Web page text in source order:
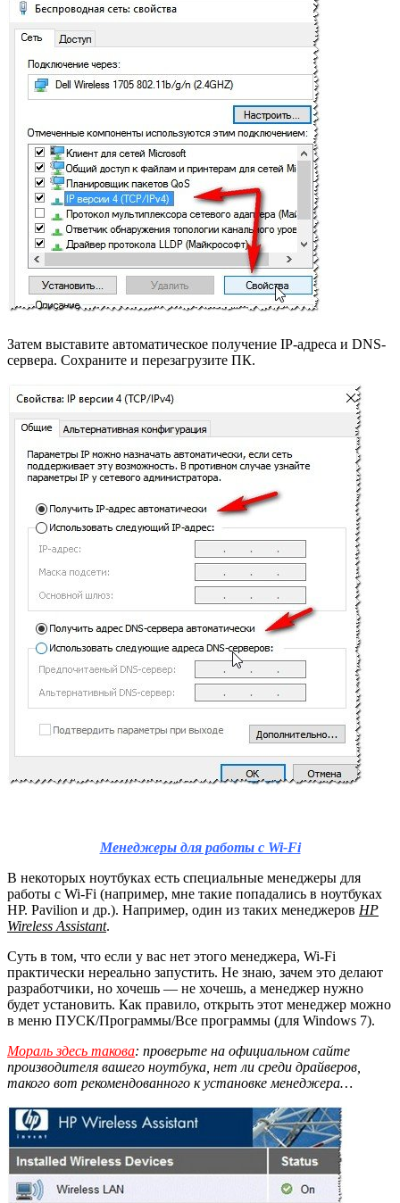
Затем выставите автоматическое получение IP-адреса и DNS-
сервера. Сохраните и перезагрузите ПК.
Менеджеры для работы с Wi-Fi
В некоторых ноутбуках есть специальные менеджеры для
работы с Wi-Fi (например, мне такие попадались в ноутбуках
HP. Pavilion и др.). Например, один из таких менеджеров HP
Wireless Assistant.
Суть в том, что если у вас нет этого менеджера, Wi-Fi
практически нереально запустить. Не знаю, зачем это делают
разработчики, но хочешь — не хочешь, а менеджер нужно
будет установить. Как правило, открыть этот менеджер можно
в меню ПУСК/Программы/Все программы (для Windows 7).
Мораль здесь такова: проверьте на официальном сайте
производителя вашего ноутбука, нет ли среди драйверов,
такого вот рекомендованного к установке менеджера…